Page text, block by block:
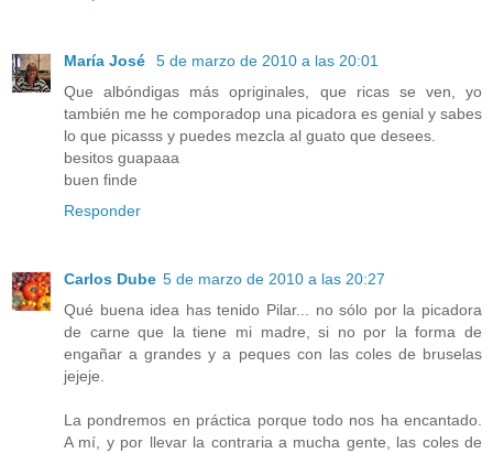
María José
5 de marzo de 2010 a las 20:01
Que albóndigas más opriginales, que ricas se ven, yo
también me he comporadop una picadora es genial y sabes
lo que picasss y puedes mezcla al guato que desees.
besitos guapaaa
buen finde
Responder
Carlos Dube 5 de marzo de 2010 a las 20:27
Qué buena idea has tenido Pilar... no sólo por la picadora
de carne que la tiene mi madre, si no por la forma de
engañar a grandes y a peques con las coles de bruselas
jejeje.
La pondremos en práctica porque todo nos ha encantado.
A mí, y por llevar la contraria a mucha gente, las coles de